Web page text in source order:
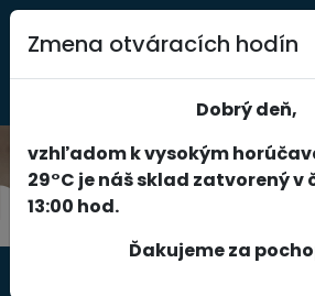
0
Zmena otváracích hodín
Dobrý deň,
vzhľadom k vysokým
29°C je náš sklad zatvorený v
13:00 hod.
Ďakujeme za